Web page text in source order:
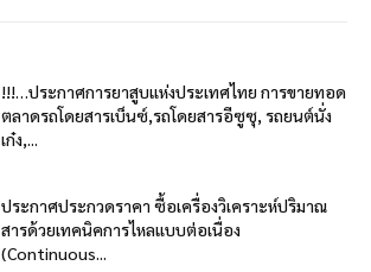
!!!…ประกาศการยาสูบแห่งประเทศไทย การขายทอด
ตลาดรถโดยสารเบ็นซ์,รถโดยสารอีซูซุ, รถยนต์นั่ง
เก๋ง,...
ประกาศประกวดราคา ซื้อเครื่องวิเคราะห์ปริมาณ
สารด้วยเทคนิคการไหลแบบต่อเนื่อง
(Continuous...